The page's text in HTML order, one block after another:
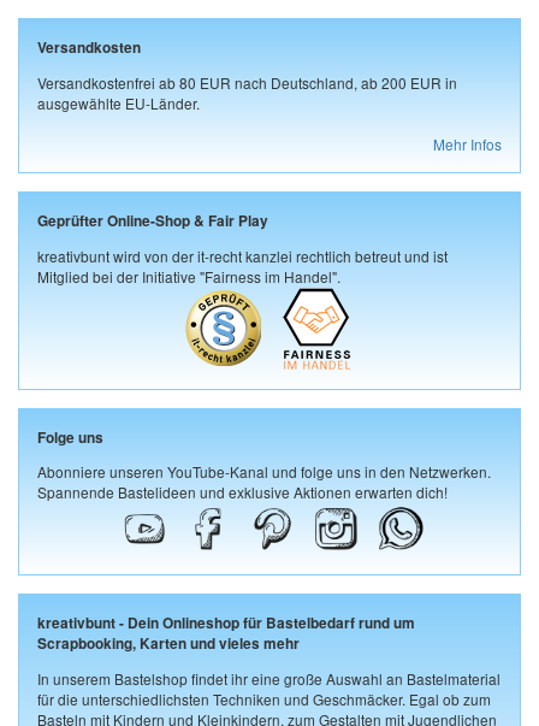
Versandkosten
Versandkostenfrei ab 80 EUR nach Deutschland, ab 200 EUR in
ausgewählte EU-Länder.
Mehr Infos
Geprüfter Online-Shop & Fair Play
kreativbunt wird von der it-recht kanzlei rechtlich betreut und ist
Mitglied bei der Initiative "Fairness im Handel".
Folge uns
Abonniere unseren YouTube-Kanal und folge uns in den Netzwerken.
Spannende Bastelideen und exklusive Aktionen erwarten dich!
kreativbunt - Dein Onlineshop für Bastelbedarf rund um
Scrapbooking, Karten und vieles mehr
In unserem Bastelshop findet ihr eine große Auswahl an Bastelmaterial
für die unterschiedlichsten Techniken und Geschmäcker. Egal ob zum
Basteln mit Kindern und Kleinkindern, zum Gestalten mit Jugendlichen